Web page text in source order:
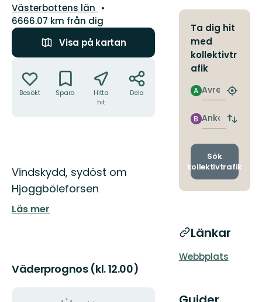
Län:
Västerbottens län
6666.07 km från dig
Visa på kartan
Besökt Spara
Hitta
hit
Dela
Beskrivning
Vindskydd, sydöst om
Hjoggböleforsen
Läs mer
Väderprognos (kl. 12.00)
Ta dig hit
med
kollektivtr
afik
Avresa
A
Hitta
Ankomst
B
Byt
och
Sök
kollektivtrafik
Länkar
Webbplats